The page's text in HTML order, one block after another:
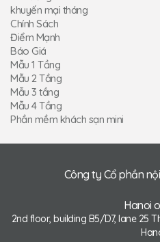
khuyến mại tháng
Chính Sách
Điểm Mạnh
Báo Giá
Mẫu 1 Tầng
Mẫu 2 Tầng
Mẫu 3 tầng
Mẫu 4 Tầng
Phần mềm khách sạn mini
Công ty Cổ phần
Hanoi
2nd floor, building B5/D7, lane 25